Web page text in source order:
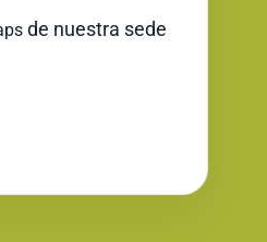
de nuestra sede